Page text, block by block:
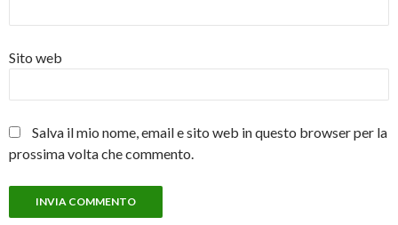
Sito web
Salva il mio nome, email e sito web in questo browser per la
prossima volta che commento.